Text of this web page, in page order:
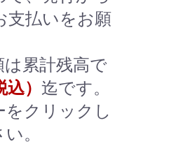
支払いをお願
累計残高で
） 迄です。
クリックし
。